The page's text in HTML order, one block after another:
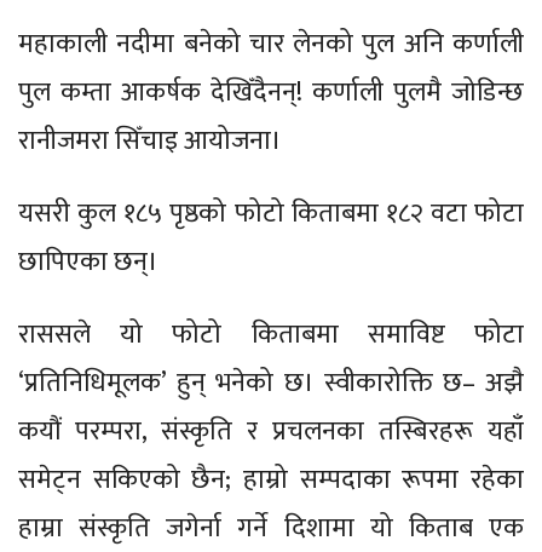
महाकाली नदीमा बनेको चार लेनको पुल अनि कर्णाली
पुल कम्ता आकर्षक देखिँदैनन्! कर्णाली पुलमै जोडिन्छ
रानीजमरा सिँचाइ आयोजना।
यसरी कुल १८५ पृष्ठको फोटो किताबमा १८२ वटा फोटा
छापिएका छन्।
राससले यो फोटो किताबमा समाविष्ट फोटा
‘प्रतिनिधिमूलक’ हुन् भनेको छ। स्वीकारोक्ति छ– अझै
कयौं परम्परा, संस्कृति र प्रचलनका तस्बिरहरू यहाँ
समेट्न सकिएको छैन; हाम्रो सम्पदाका रूपमा रहेका
हाम्रा संस्कृति जगेर्ना गर्ने दिशामा यो किताब एक